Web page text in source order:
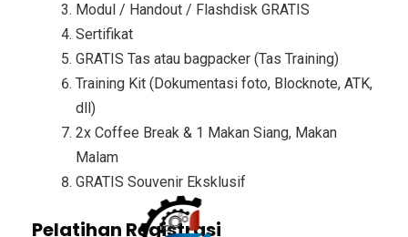
Modul / Handout / Flashdisk GRATIS
Sertifikat
GRATIS Tas atau bagpacker (Tas Training)
Training Kit (Dokumentasi foto, Blocknote, ATK,
dll)
2x Coffee Break & 1 Makan Siang, Makan
Malam
GRATIS Souvenir Eksklusif
Pelatihan Registrasi